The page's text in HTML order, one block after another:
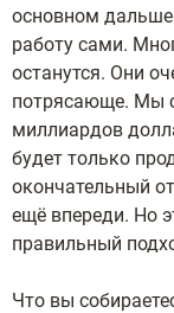
основном дальше
работу сами.
останутся. Они
потрясающе. Мы
миллиардов
будет только
окончательный
ещё впереди. Но
правильный
Что вы